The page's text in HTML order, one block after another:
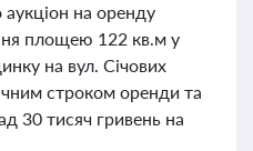
на оренду
площею 122 кв.м у
на вул. Січових
строком оренди та
30 тисяч гривень на